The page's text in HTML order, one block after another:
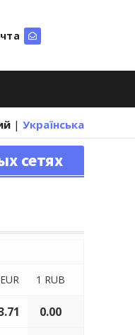
| Українська
сетях
1 RUB
0.00